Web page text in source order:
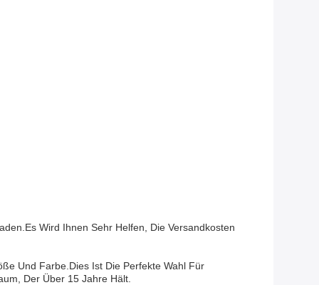
Wird Ihnen Sehr Helfen, Die Versandkosten
Und Farbe.Dies Ist Die Perfekte Wahl Für
Der Über 15 Jahre Hält.